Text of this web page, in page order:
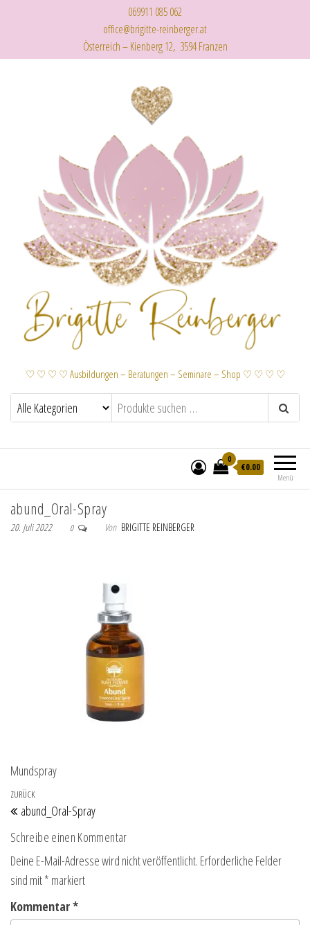
069911 085 062
office@brigitte-reinberger.at
Österreich – Kienberg 12, 3594 Franzen
♡ ♡ ♡ ♡ Ausbildungen – Beratungen – Seminare – Shop ♡ ♡ ♡ ♡
Menü
0
€0.00
abund_Oral-Spray
20. Juli 2022 0 Von BRIGITTE REINBERGER
Mundspray
Beitragsnavigation
Vorheriger Beitrag
ZURÜCK
abund_Oral-Spray
Schreibe einen Kommentar
Deine E-Mail-Adresse wird nicht veröffentlicht. Erforderliche Felder
sind mit* markiert
Kommentar*